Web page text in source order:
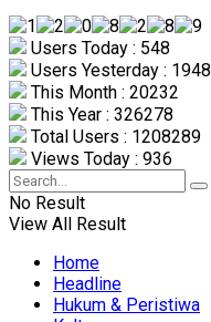
Users Today : 548
Users Yesterday : 1948
This Month : 20232
This Year : 326278
Total Users : 1208289
Views Today : 936
No Result
View All Result
Home
Headline
Hukum & Peristiwa